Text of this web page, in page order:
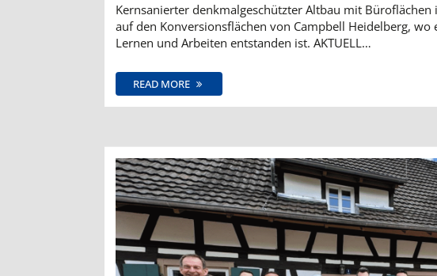
Kernsanierter denkmalgeschützter Altbau mit
auf den Konversionsflächen von Campbell Heidelberg,
Lernen und Arbeiten entstanden ist. AKTUELL…
READ MORE